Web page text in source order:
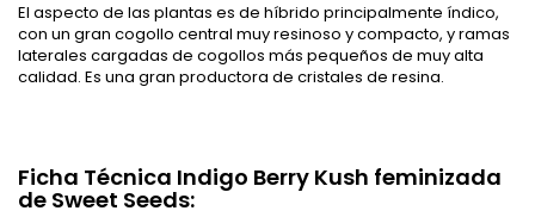
El aspecto de las plantas es de híbrido principalmente índico,
con un gran cogollo central muy resinoso y compacto, y ramas
laterales cargadas de cogollos más pequeños de muy alta
calidad. Es una gran productora de cristales de resina.
Ficha Técnica Indigo Berry Kush feminizada
de Sweet Seeds: